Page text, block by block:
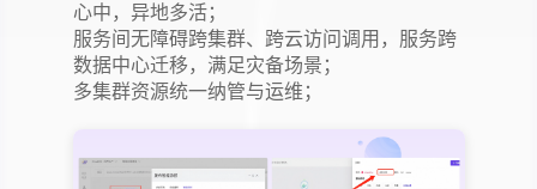
心中，异地多活；
服务间无障碍跨集群、跨云访问调用，服务跨
数据中心迁移，满足灾备场景；
多集群资源统一纳管与运维；